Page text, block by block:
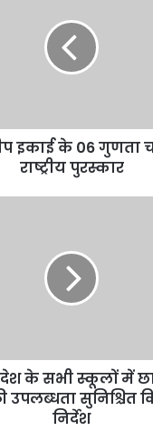
इकाई के 06 गुणता
राष्ट्रीय पुरस्कार
के सभी स्कूलों में
उपलब्धता सुनिश्चित
निर्देश